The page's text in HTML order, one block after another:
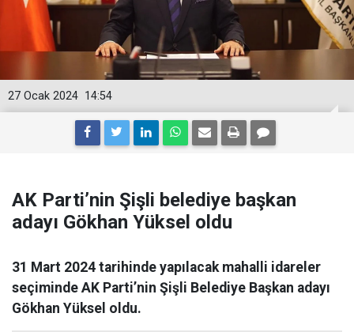
14:54
27 Ocak 2024
AK Parti’nin Şişli belediye başkan
adayı Gökhan Yüksel oldu
31 Mart 2024 tarihinde yapılacak mahalli idareler
seçiminde AK Parti’nin Şişli Belediye Başkan adayı
Gökhan Yüksel oldu.